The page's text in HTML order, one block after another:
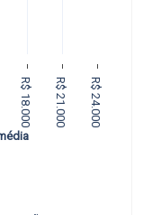
R$ 18.000 R$ 21.000 R$ 24.000